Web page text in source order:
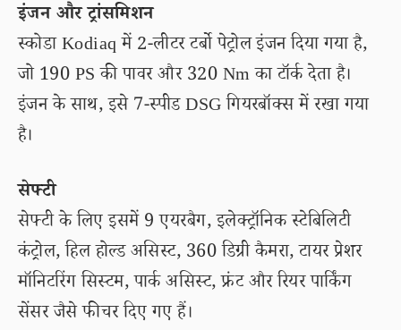
इंजन और ट्रांसमिशन
स्कोडा Kodiaq में 2-लीटर टर्बो पेट्रोल इंजन दिया गया है,
जो 190 PS की पावर और 320 Nm का टॉर्क देता है।
इंजन के साथ, इसे 7-स्पीड DSG गियरबॉक्स में रखा गया
है।
सेफ्टी
सेफ्टी के लिए इसमें 9 एयरबैग, इलेक्ट्रॉनिक स्टेबिलिटी
कंट्रोल, हिल होल्ड असिस्ट, 360 डिग्री कैमरा, टायर प्रेशर
मॉनिटरिंग सिस्टम, पार्क असिस्ट, फ्रंट और रियर पार्किंग
सेंसर जैसे फीचर दिए गए हैं।